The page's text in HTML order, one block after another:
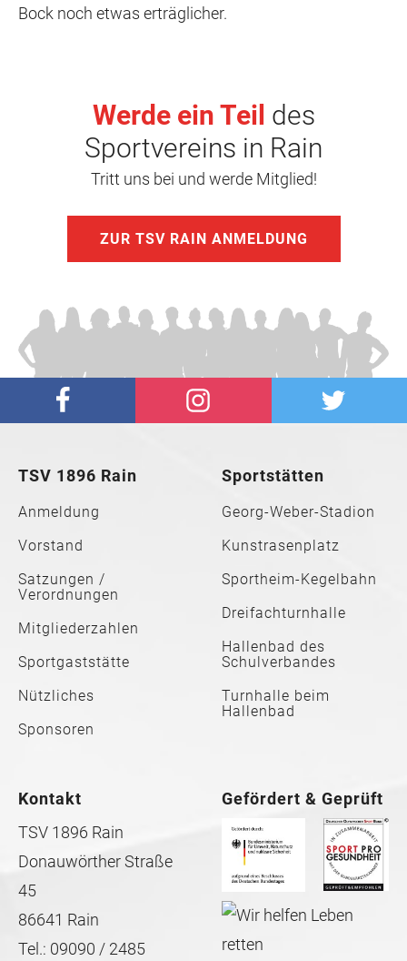
Bock noch etwas erträglicher.
Werde ein Teil des
Sportvereins in Rain
Tritt uns bei und werde Mitglied!
ZUR TSV RAIN ANMELDUNG
TSV 1896 Rain
Anmeldung
Vorstand
Satzungen /
Verordnungen
Mitgliederzahlen
Sportgaststätte
Nützliches
Sponsoren
Sportstätten
Georg-Weber-Stadion
Kunstrasenplatz
Sportheim-Kegelbahn
Dreifachturnhalle
Hallenbad des
Schulverbandes
Turnhalle beim
Hallenbad
Kontakt
TSV 1896 Rain
Donauwörther Straße
45
86641 Rain
Tel.: 09090 / 2485
Gefördert & Geprüft